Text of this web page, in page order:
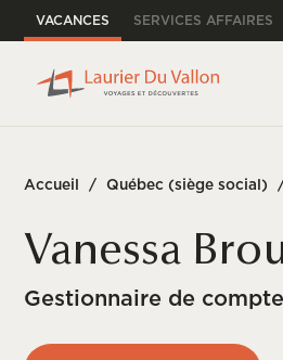
VACANCES SERVICES AFFAIRES
Accueil / Québec (siège social)
Vanessa
Gestionnaire de